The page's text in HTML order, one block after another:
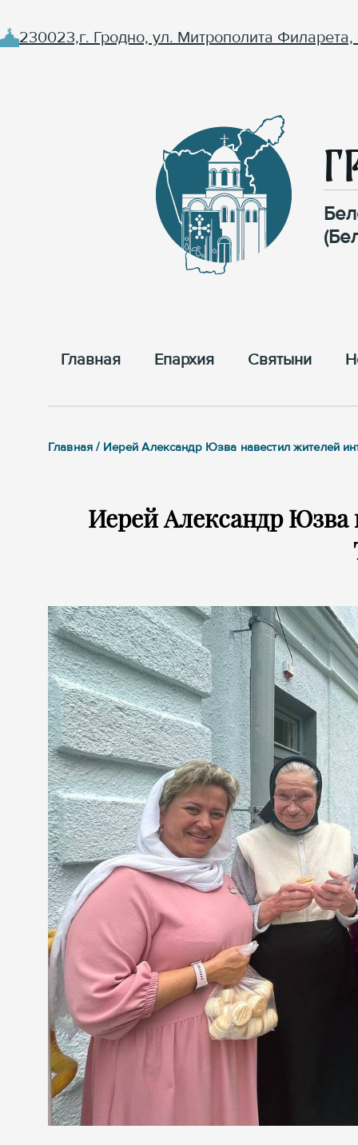
230023,г. Гродно, ул. Митрополита Филарета,
Главная Епархия Cвятыни
Главная / Иерей Александр Юзва навестил жителей
Иерей Александр Юзва